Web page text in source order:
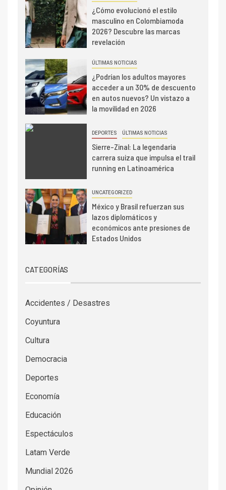
¿Cómo evolucionó el estilo
masculino en Colombiamoda
2026? Descubre las marcas
revelación
ÚLTIMAS NOTICIAS
¿Podrían los adultos mayores
acceder a un 30% de descuento
en autos nuevos? Un vistazo a
la movilidad en 2026
DEPORTES ÚLTIMAS NOTICIAS
Sierre-Zinal: La legendaria
carrera suiza que impulsa el trail
running en Latinoamérica
UNCATEGORIZED
México y Brasil refuerzan sus
lazos diplomáticos y
económicos ante presiones de
Estados Unidos
CATEGORÍAS
Accidentes / Desastres
Coyuntura
Cultura
Democracia
Deportes
Economía
Educación
Espectáculos
Latam Verde
Mundial 2026